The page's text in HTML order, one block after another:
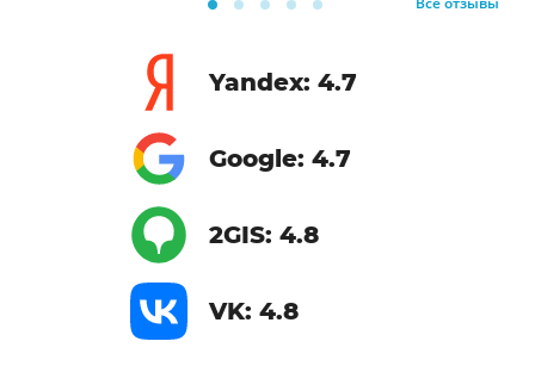
Yandex: 4.7
Google: 4.7
2GIS: 4.8
VK: 4.8